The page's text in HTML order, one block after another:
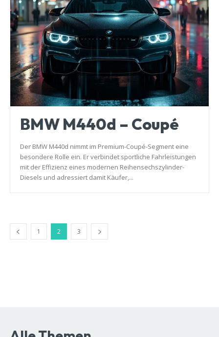
BMW M440d – Coupé
Der BMW M440d nimmt im Premium-Coupé-Segment eine
besondere Rolle ein. Er verbindet sportliche Fahrleistungen
mit der Effizienz eines modernen Reihensechszylinder-
Diesels und adressiert damit Käufer,...
1 2 3